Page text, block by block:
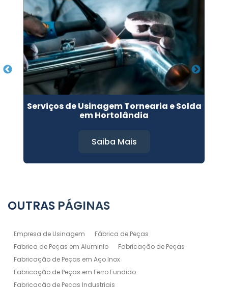
Serviços de Usinagem Tornearia e Solda
em Hortolândia
Saiba Mais
OUTRAS PÁGINAS
Empresa de Usinagem
Fábrica de Peças
Fabrica de Peças em Aluminio
Fabricação de Peças
Fabricação de Peças em Aço Inox
Fabricação de Peças em Ferro Fundido
Fabricação de Peças Industriais